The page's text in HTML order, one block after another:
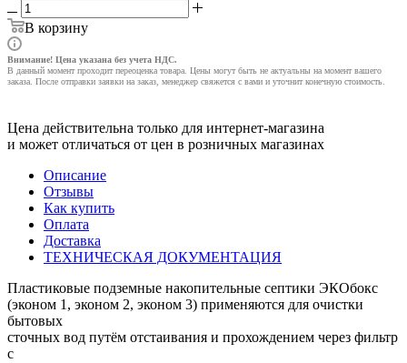
В корзину
Внимание! Цена указана без учета НДС.
В данный момент проходит переоценка товара. Цены могут быть не актуальны на момент вашего
заказа. После отправки заявки на заказ, менеджер свяжется с вами и уточнит конечную стоимость.
Цена действительна только для интернет-магазина
и может отличаться от цен в розничных магазинах
Описание
Отзывы
Как купить
Оплата
Доставка
ТЕХНИЧЕСКАЯ ДОКУМЕНТАЦИЯ
Пластиковые подземные накопительные септики ЭКОбокс
(эконом 1, эконом 2, эконом 3) применяются для очистки
бытовых
сточных вод путём отстаивания и прохождением через фильтр
с